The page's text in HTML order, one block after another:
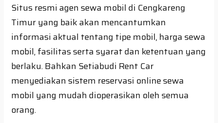
Situs resmi agen sewa mobil di Cengkareng
Timur yang baik akan mencantumkan
informasi aktual tentang tipe mobil, harga sewa
mobil, fasilitas serta syarat dan ketentuan yang
berlaku. Bahkan Setiabudi Rent Car
menyediakan sistem reservasi online sewa
mobil yang mudah dioperasikan oleh semua
orang.